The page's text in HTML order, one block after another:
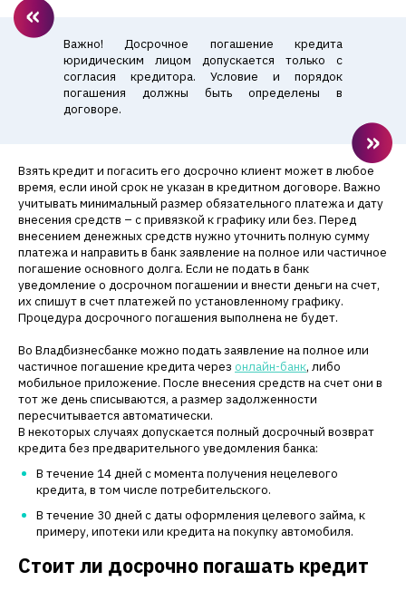
Важно! Досрочное погашение кредита
юридическим лицом допускается только с
согласия кредитора. Условие и порядок
погашения должны быть определены в
договоре.
Взять кредит и погасить его досрочно клиент может в любое
время, если иной срок не указан в кредитном договоре. Важно
учитывать минимальный размер обязательного платежа и дату
внесения средств – с привязкой к графику или без. Перед
внесением денежных средств нужно уточнить полную сумму
платежа и направить в банк заявление на полное или частичное
погашение основного долга. Если не подать в банк
уведомление о досрочном погашении и внести деньги на счет,
их спишут в счет платежей по установленному графику.
Процедура досрочного погашения выполнена не будет.
Во Владбизнесбанке можно подать заявление на полное или
частичное погашение кредита через онлайн-банк, либо
мобильное приложение. После внесения средств на счет они в
тот же день списываются, а размер задолженности
пересчитывается автоматически.
В некоторых случаях допускается полный досрочный возврат
кредита без предварительного уведомления банка:
В течение 14 дней с момента получения нецелевого
кредита, в том числе потребительского.
В течение 30 дней с даты оформления целевого займа, к
примеру, ипотеки или кредита на покупку автомобиля.
Стоит ли досрочно погашать кредит